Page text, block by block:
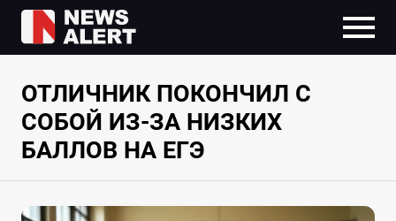
ОТЛИЧНИК ПОКОНЧИЛ С
СОБОЙ ИЗ-ЗА НИЗКИХ
БАЛЛОВ НА ЕГЭ